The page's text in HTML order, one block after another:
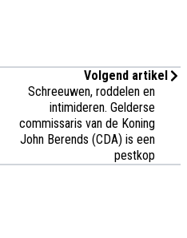
Volgend artikel
Schreeuwen, roddelen en
intimideren. Gelderse
commissaris van de Koning
John Berends (CDA) is een
pestkop